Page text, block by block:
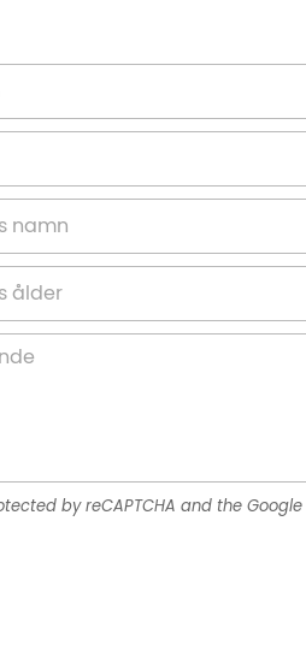
by reCAPTCHA and the Google